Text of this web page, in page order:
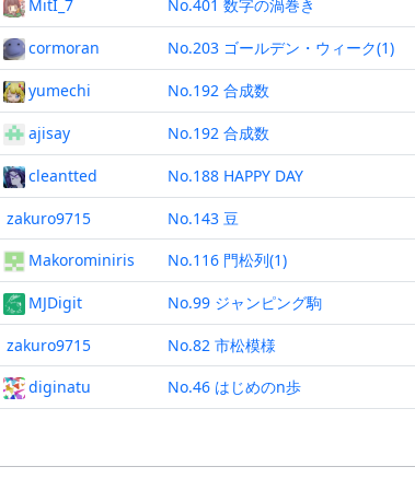
MitI_7 No.401 数字の渦巻き
cormoran No.203 ゴールデン・ウィーク(1)
yumechi No.192 合成数
ajisay No.192 合成数
cleantted No.188 HAPPY DAY
zakuro9715 No.143 豆
Makorominiris No.116 門松列(1)
MJDigit No.99 ジャンピング駒
zakuro9715 No.82 市松模様
diginatu No.46 はじめのn歩